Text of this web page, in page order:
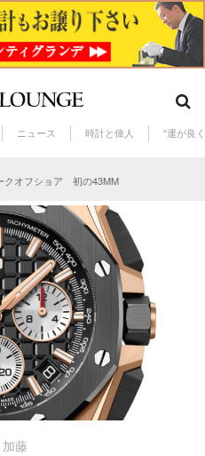
ニュース 時計と偉人 “運が良
クオフショア 初の43MM
藤